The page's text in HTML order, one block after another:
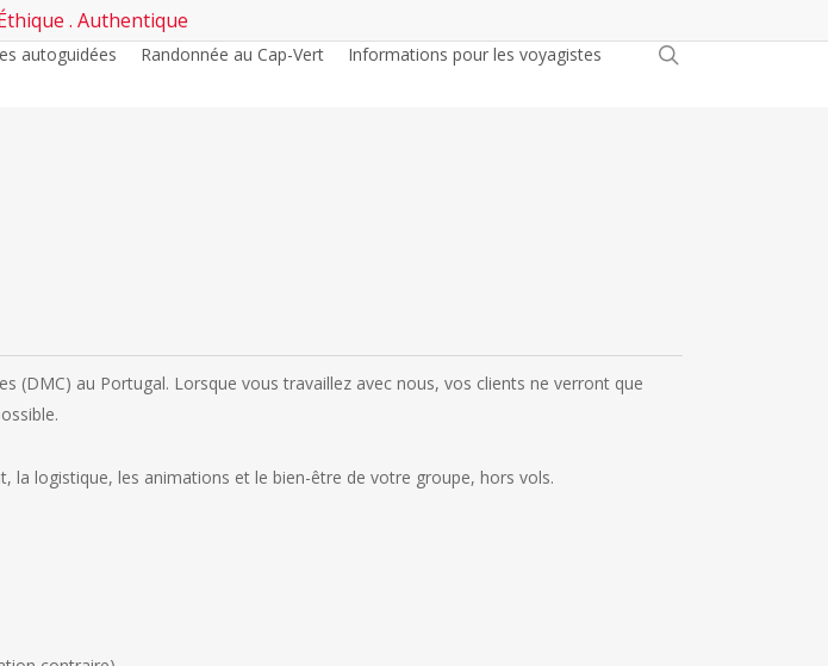
. Authentique
autoguidées Randonnée au Cap-Vert Informations pour les voyagistes
(DMC) au Portugal. Lorsque vous travaillez avec nous, vos clients ne verront que
la logistique, les animations et le bien-être de votre groupe, hors vols.